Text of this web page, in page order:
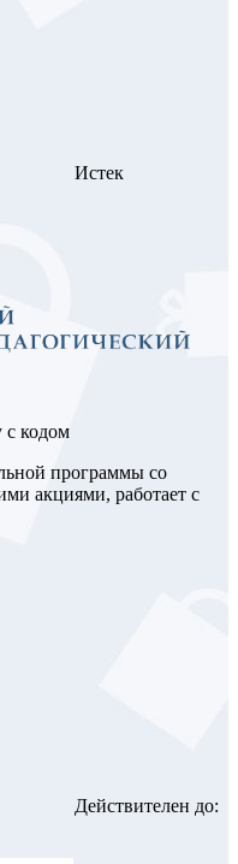
Истек
кодом
программы со
акциями, работает с
Действителен до: